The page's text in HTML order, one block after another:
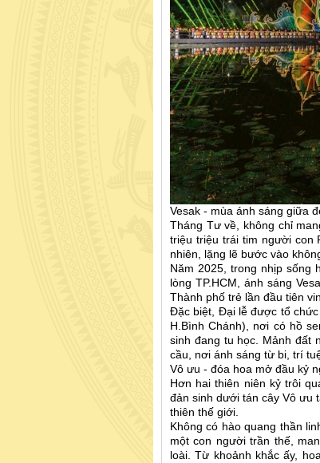
Vesak - mùa ánh sáng giữa
Tháng Tư về, không chỉ
triệu triệu trái tim người con
nhiên, lặng lẽ bước vào
Năm 2025, trong nhịp sống
lòng TP.HCM, ánh sáng
Thành phố trẻ lần đầu tiên
Đặc biệt, Đại lễ được tổ chức
H.Bình Chánh), nơi có hồ
sinh đang tu học. Mảnh đất
cầu, nơi ánh sáng từ bi, trí
Vô ưu - đóa hoa mở đầu kỷ
Hơn hai thiên niên kỷ trôi
đản sinh dưới tán cây Vô ưu
thiên thế giới.
Không có hào quang thần
một con người trần thế,
loài. Từ khoảnh khắc ấy,